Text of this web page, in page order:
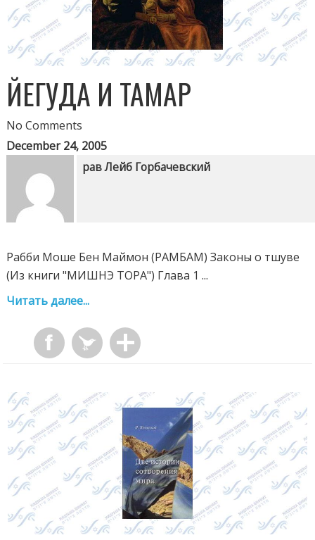
ЙЕГУДА И ТАМАР
No Comments
December 24, 2005
рав Лейб Горбачевский
Рабби Моше Бен Маймон (РАМБАМ) Законы о тшуве
(Из книги "МИШНЭ ТОРА") Глава 1 ...
Читать далее...